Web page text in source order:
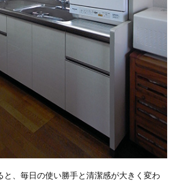
と、毎日の使い勝手と清潔感が大きく変わ